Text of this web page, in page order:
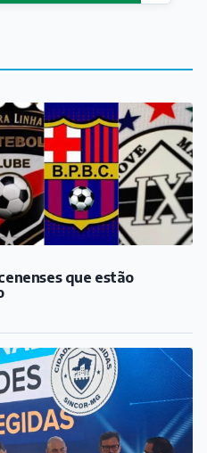
que estão